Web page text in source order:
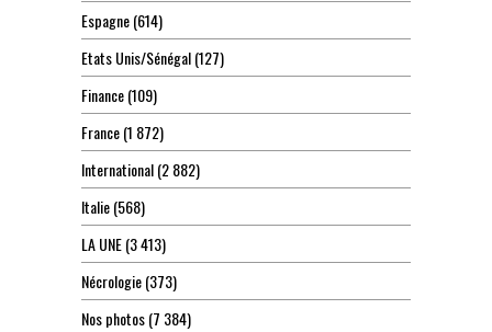
Espagne(614)
Etats Unis/Sénégal(127)
Finance(109)
France(1 872)
International(2 882)
Italie(568)
LA UNE(3 413)
Nécrologie(373)
Nos photos(7 384)